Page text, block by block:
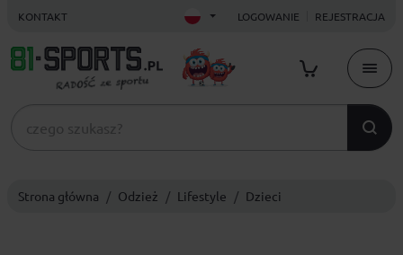
KONTAKT LOGOWANIE REJESTRACJA
Strona główna Odzież Lifestyle Dzieci